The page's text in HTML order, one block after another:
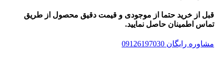
قبل از خرید حتما از موجودی و قیمت دقیق محصول از طریق
تماس اطمینان حاصل نمایید.
مشاوره رایگان 09126197030